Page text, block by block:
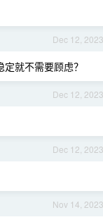
Dec 12, 2023
就不需要顾虑？
Dec 12, 2023
Dec 12, 2023
Nov 14, 2023